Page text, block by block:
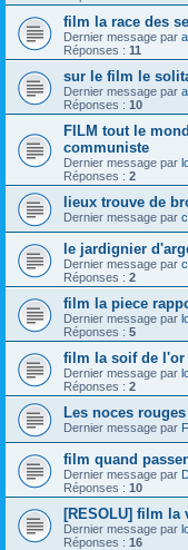
film la race des
Dernier message par
Réponses : 11
sur le film le
Dernier message par
Réponses : 10
FILM tout le
communiste
Dernier message par
Réponses : 2
lieux trouve de
Dernier message par
le jardignier
Dernier message par
Réponses : 2
film la piece
Dernier message par
Réponses : 5
film la soif de l'or
Dernier message par
Réponses : 2
Les noces rouges
Dernier message par
film quand
Dernier message par
Réponses : 10
[RESOLU] film la
Dernier message par
Réponses : 16